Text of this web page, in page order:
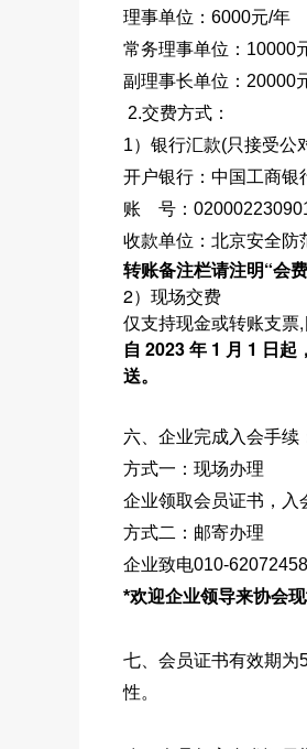
理事单位：6000元/年
常务理事单位：10000
副理事长单位：20000
2.交费方式：
1）银行汇款(只接受公
开户银行：中国工商银
账 号：
收款单位：北京安全防
转账备注栏请注明“会
2）现场交费
仅支持现金或转账支票
自 2023 年 1 月 1 日
送。
六、企业完成入会手续
方式一：现场办理
企业领取会员证书，入
方式二：邮寄办理
企业致电010-
*欢迎企业领导来协会
七、会员证书有效期为
性。